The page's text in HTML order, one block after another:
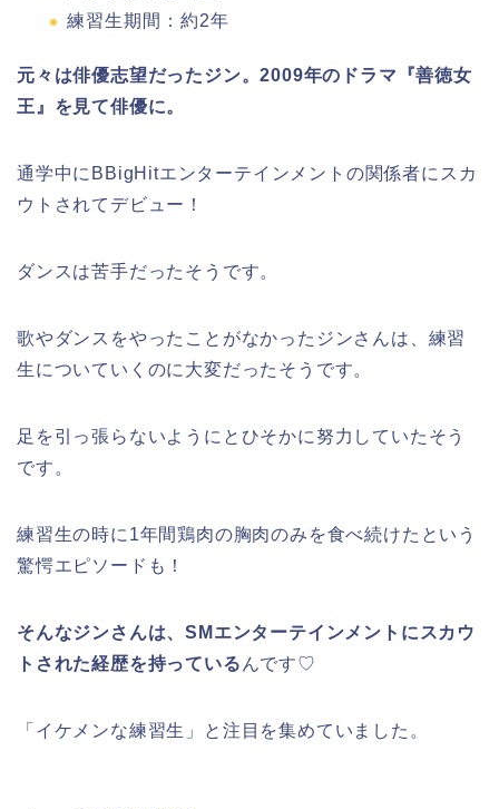
練習生期間：約2年
元々は俳優志望だったジン。2009年のドラマ『善徳女
王』を見て俳優に。
通学中にBBigHitエンターテインメントの関係者にスカ
ウトされてデビュー！
ダンスは苦手だったそうです。
歌やダンスをやったことがなかったジンさんは、練習
生についていくのに大変だったそうです。
足を引っ張らないようにとひそかに努力していたそう
です。
練習生の時に1年間鶏肉の胸肉のみを食べ続けたという
驚愕エピソードも！
そんなジンさんは、SMエンターテインメントにスカウ
トされた経歴を持っている んです♡
「イケメンな練習生」と注目を集めていました。